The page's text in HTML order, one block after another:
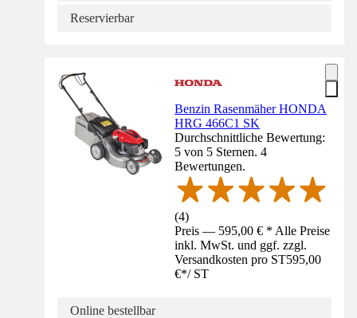
Reservierbar
Benzin Rasenmäher HONDA
HRG 466C1 SK
Durchschnittliche Bewertung:
5 von 5 Sternen. 4
Bewertungen.
(4)
Preis — 595,00 € * Alle Preise
inkl. MwSt. und ggf. zzgl.
Versandkosten pro ST595,00
€*/ ST
Online bestellbar